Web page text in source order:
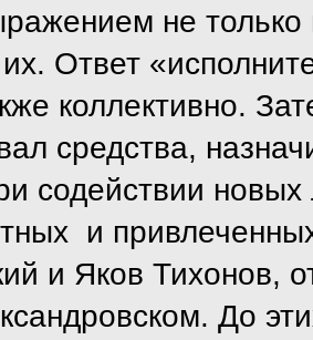
не
Ответ
коллективно.
средства,
содействии
и
и Яков Тихонов,
До